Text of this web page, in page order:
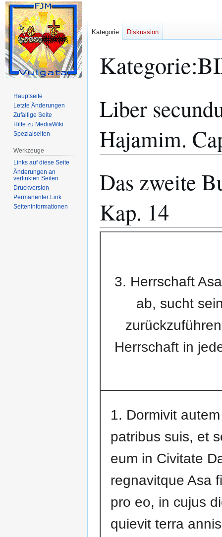
Kategorie:
Navigation
Suche
Liber
Hajamim.
Das zweite
Kap. 14
3. Herrschaft
ab, sucht
Herrschaft in
1. Dormivit
patribus suis, et
eum in Civitate
regnavitque Asa
pro eo, in cujus
quievit terra
Kategorie Diskussion
Hauptseite
Letzte Änderungen
Zufällige Seite
Hilfe zu MediaWiki
Spezialseiten
Werkzeuge
Links auf diese Seite
Änderungen an
verlinkten Seiten
Druckversion
Permanenter Link
Seiten­­informationen